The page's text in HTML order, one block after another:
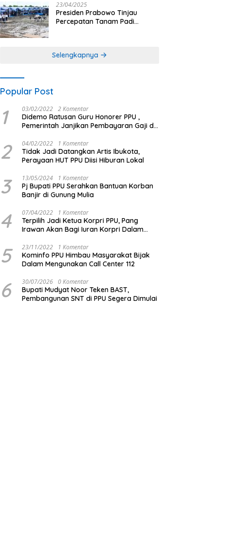
23/04/2025
Presiden Prabowo Tinjau
Percepatan Tanam Padi
Selengkapnya
Popular Post
1 03/02/2022 2 Komentar
Didemo Ratusan Guru Honorer PPU ,
Pemerintah Janjikan Pembayaran Gaji di
2 04/02/2022 1 Komentar
Tidak Jadi Datangkan Artis Ibukota,
Perayaan HUT PPU Diisi Hiburan Lokal
3 13/05/2024 1 Komentar
Pj Bupati PPU Serahkan Bantuan Korban
Banjir di Gunung Mulia
4 07/04/2022 1 Komentar
Terpilih Jadi Ketua Korpri PPU, Pang
Irawan Akan Bagi Iuran Korpri Dalam
5 23/11/2022 1 Komentar
Kominfo PPU Himbau Masyarakat Bijak
Dalam Mengunakan Call Center 112
6 30/07/2026 0 Komentar
Bupati Mudyat Noor Teken BAST,
Pembangunan SNT di PPU Segera Dimulai